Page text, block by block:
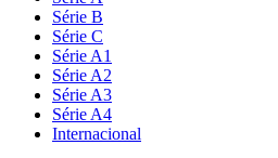
Série B
Série C
Série A1
Série A2
Série A3
Série A4
Internacional